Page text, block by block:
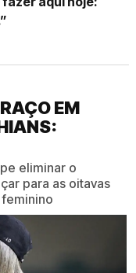
EM
eliminar o
para as oitavas